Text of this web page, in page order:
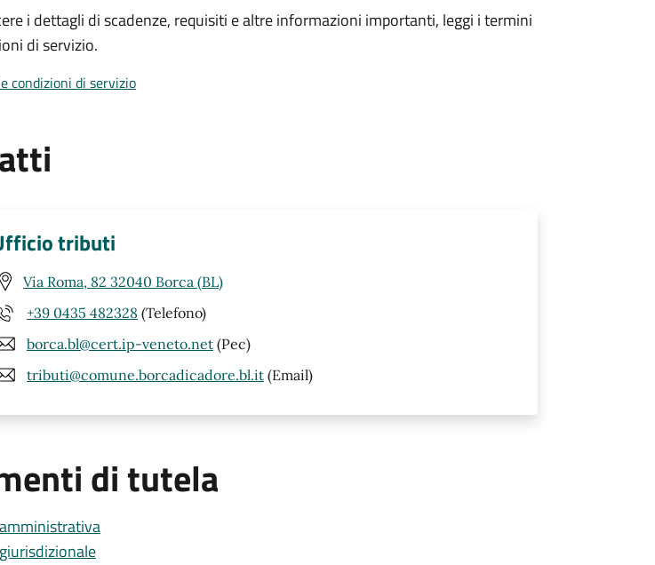
i dettagli di scadenze, requisiti e altre informazioni importanti, leggi i termini
di servizio.
condizioni di servizio
tributi
Via Roma, 82 32040 Borca (BL)
+39 0435 482328 (Telefono)
borca.bl@cert.ip-veneto.net (Pec)
tributi@comune.borcadicadore.bl.it (Email)
di tutela